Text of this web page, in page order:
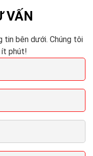
VẤN
tin bên dưới. Chúng tôi
ít phút!